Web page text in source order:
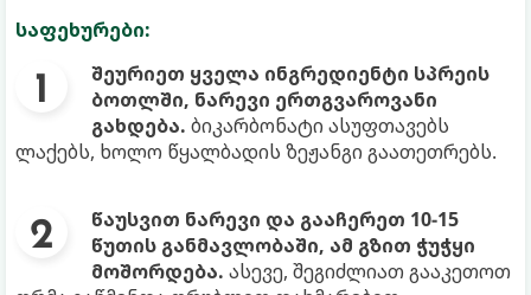
საფეხურები:
შეურიეთ ყველა ინგრედიენტი სპრეის
ბოთლში, ნარევი ერთგვაროვანი
გახდება. ბიკარბონატი ასუფთავებს
ლაქებს, ხოლო წყალბადის ზეჟანგი გაათეთრებს.
წაუსვით ნარევი და გააჩერეთ 10-15
წუთის განმავლობაში, ამ გზით ჭუჭყი
მოშორდება. ასევე, შეგიძლიათ გააკეთოთ